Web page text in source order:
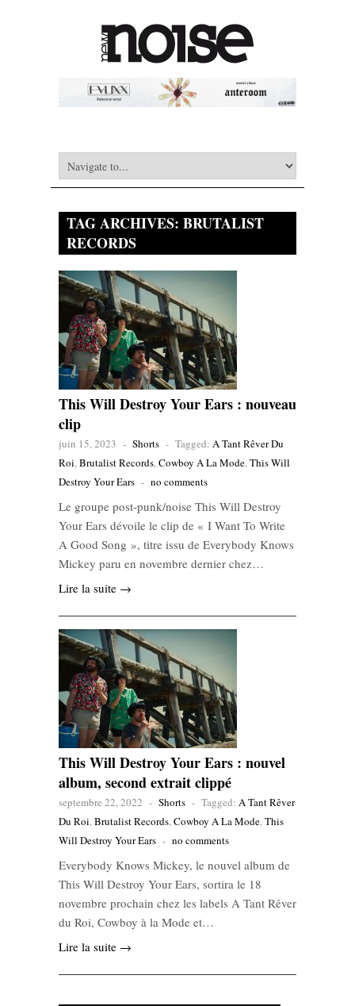
TAG ARCHIVES: BRUTALIST
RECORDS
This Will Destroy Your Ears : nouveau
clip
juin 15, 2023 - Shorts - Tagged: A Tant Rêver Du
Roi,Brutalist Records,Cowboy A La Mode,This Will
Destroy Your Ears - no comments
Le groupe post-punk/noise This Will Destroy
Your Ears dévoile le clip de « I Want To Write
A Good Song », titre issu de Everybody Knows
Mickey paru en novembre dernier chez…
Lire la suite →
This Will Destroy Your Ears : nouvel
album, second extrait clippé
septembre 22, 2022 - Shorts - Tagged: A Tant Rêver
Du Roi,Brutalist Records,Cowboy A La Mode,This
Will Destroy Your Ears - no comments
Everybody Knows Mickey, le nouvel album de
This Will Destroy Your Ears, sortira le 18
novembre prochain chez les labels A Tant Rêver
du Roi, Cowboy à la Mode et…
Lire la suite →